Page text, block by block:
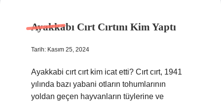
Ayakkabı Cırt Cırtını Kim Yaptı
Tarih: Kasım 25, 2024
Ayakkabi cırt cırt kim icat etti? Cırt cırt, 1941
yılında bazı yabani otların tohumlarının
yoldan geçen hayvanların tüylerine ve